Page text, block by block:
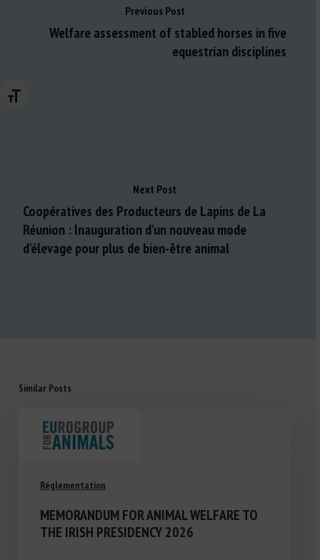
Changer la taille de la police
Previous Post
Welfare assessment of stabled horses in five
equestrian disciplines
Next Post
Coopératives des Producteurs de Lapins de La
Réunion : Inauguration d'un nouveau mode
d'élevage pour plus de bien-être animal
Similar Posts
Réglementation
MEMORANDUM FOR ANIMAL WELFARE TO
THE IRISH PRESIDENCY 2026